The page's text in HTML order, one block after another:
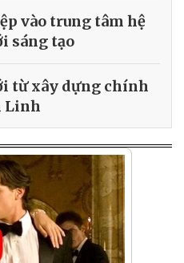
vào trung tâm hệ
sáng tạo
từ xây dựng chính
Linh